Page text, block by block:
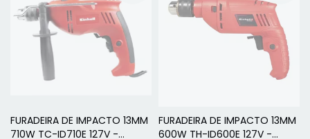
FURADEIRA DE IMPACTO 13MM
710W TC-ID710E 127V -
FURADEIRA DE IMPACTO 13MM
600W TH-ID600E 127V -